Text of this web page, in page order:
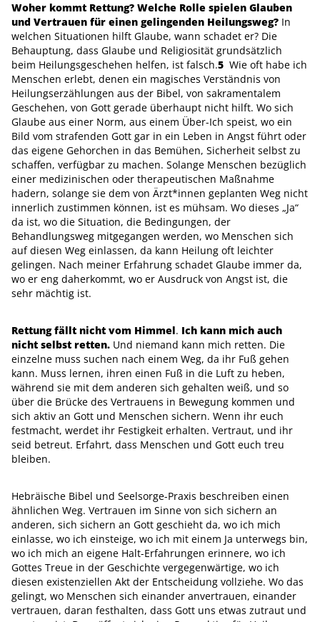
Woher kommt Rettung? Welche Rolle spielen Glauben
und Vertrauen für einen gelingenden Heilungsweg? In
welchen Situationen hilft Glaube, wann schadet er? Die
Behauptung, dass Glaube und Religiosität grundsätzlich
beim Heilungsgeschehen helfen, ist falsch.5 Wie oft habe ich
Menschen erlebt, denen ein magisches Verständnis von
Heilungserzählungen aus der Bibel, von sakramentalem
Geschehen, von Gott gerade überhaupt nicht hilft. Wo sich
Glaube aus einer Norm, aus einem Über-Ich speist, wo ein
Bild vom strafenden Gott gar in ein Leben in Angst führt oder
das eigene Gehorchen in das Bemühen, Sicherheit selbst zu
schaffen, verfügbar zu machen. Solange Menschen bezüglich
einer medizinischen oder therapeutischen Maßnahme
hadern, solange sie dem von Ärzt*innen geplanten Weg nicht
innerlich zustimmen können, ist es mühsam. Wo dieses „Ja“
da ist, wo die Situation, die Bedingungen, der
Behandlungsweg mitgegangen werden, wo Menschen sich
auf diesen Weg einlassen, da kann Heilung oft leichter
gelingen. Nach meiner Erfahrung schadet Glaube immer da,
wo er eng daherkommt, wo er Ausdruck von Angst ist, die
sehr mächtig ist.
Rettung fällt nicht vom Himmel. Ich kann mich auch
nicht selbst retten. Und niemand kann mich retten. Die
einzelne muss suchen nach einem Weg, da ihr Fuß gehen
kann. Muss lernen, ihren einen Fuß in die Luft zu heben,
während sie mit dem anderen sich gehalten weiß, und so
über die Brücke des Vertrauens in Bewegung kommen und
sich aktiv an Gott und Menschen sichern. Wenn ihr euch
festmacht, werdet ihr Festigkeit erhalten. Vertraut, und ihr
seid betreut. Erfahrt, dass Menschen und Gott euch treu
bleiben.
Hebräische Bibel und Seelsorge-Praxis beschreiben einen
ähnlichen Weg. Vertrauen im Sinne von sich sichern an
anderen, sich sichern an Gott geschieht da, wo ich mich
einlasse, wo ich einsteige, wo ich mit einem Ja unterwegs bin,
wo ich mich an eigene Halt-Erfahrungen erinnere, wo ich
Gottes Treue in der Geschichte vergegenwärtige, wo ich
diesen existenziellen Akt der Entscheidung vollziehe. Wo das
gelingt, wo Menschen sich einander anvertrauen, einander
vertrauen, daran festhalten, dass Gott uns etwas zutraut und